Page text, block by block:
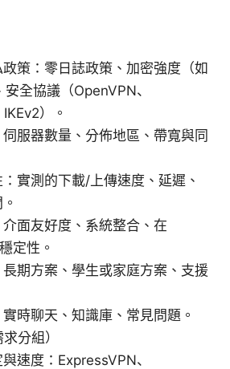
策：零日誌政策、加密強度（如
全協議（OpenVPN、
）。
服器數量、分佈地區、帶寬與同
實測的下載/上傳速度、延遲、
面友好度、系統整合、在
定性。
期方案、學生或家庭方案、支援
時聊天、知識庫、常見問題。
分組）
速度：ExpressVPN、